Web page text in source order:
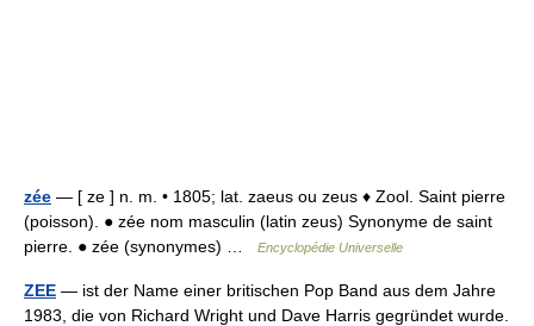
zée — [ ze ] n. m. • 1805; lat. zaeus ou zeus ♦ Zool. Saint pierre
(poisson). ● zée nom masculin (latin zeus) Synonyme de saint
pierre. ● zée (synonymes) …
Encyclopédie Universelle
ZEE — ist der Name einer britischen Pop Band aus dem Jahre
1983, die von Richard Wright und Dave Harris gegründet wurde.